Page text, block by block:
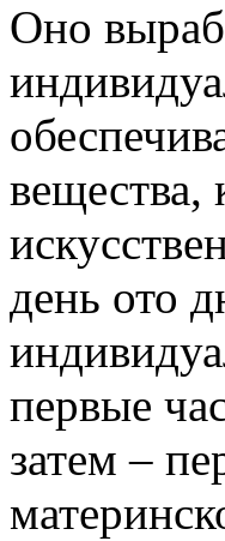
Оно
вещества,
день ото
первые
затем –